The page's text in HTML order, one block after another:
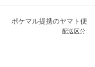
ポケマル提携のヤマト便
配送区分: